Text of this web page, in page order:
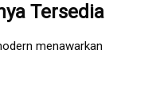
Tersedia
menawarkan